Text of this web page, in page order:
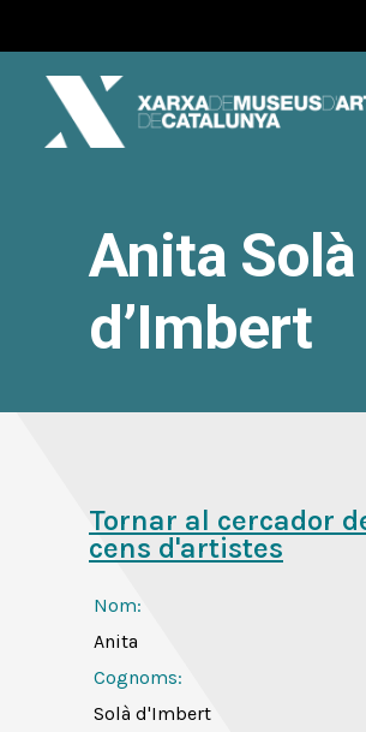
Anita Solà
d’Imbert
Tornar al cercador
cens d'artistes
Nom:
Anita
Cognoms:
Solà d'Imbert